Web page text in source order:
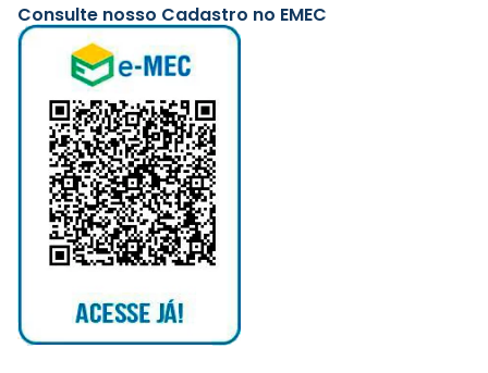
Consulte nosso Cadastro no EMEC